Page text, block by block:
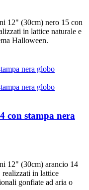
12" (30cm) nero 15 con
in lattice naturale e
Halloween.
con stampa nera
12" (30cm) arancio 14
realizzati in lattice
gonfiate ad aria o